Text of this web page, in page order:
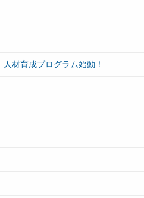
材育成プログラム始動！